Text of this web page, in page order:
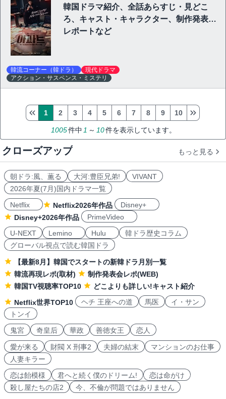
韓国ドラマ紹介、全話あらすじ・見どこ
ろ、キャスト・キャラクター、制作発表会
レポートなど
韓流コーナー（韓ドラ）
現代ドラマ
アクション・サスペンス・ミステリ
1005件中 1 ～ 10件を表示しています。
1 2 3 4 5 6 7 8 9 10
クローズアップ もっと見る
朝ドラ:風、薫る 大河:豊臣兄弟!
VIVANT
2026年夏(7月)国内ドラマ一覧
Netflix
Netflix2026年作品
Disney+
Disney+2026年作品
PrimeVideo
U-NEXT
Lemino Hulu
韓ドラ歴史コラム
グローバル視点で読む韓国ドラ
【最新8月】韓国でスタートの新韓ドラ月別一覧
韓流再現レポ(取材)
制作発表会レポ(WEB)
韓国TV視聴率TOP10
どこよりも詳しい!キャスト紹介
Netflix世界TOP10
ヘチ 王座への道 馬医
イ・サン
トンイ
鬼宮
奇皇后 華政 善徳女王 恋人
愛が来る 財閥 X 刑事2 夫婦の結末
マンションのお仕事
人妻キラー
恋は飴模様
君へと続く僕のドリーム!
恋は命がけ
殺し屋たちの店2
今、不倫が問題ではありません